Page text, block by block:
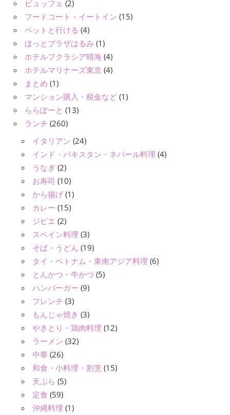
ビュッフェ (2)
フードコート・イートイン (15)
ペットと行ける (4)
ほっとプラザはるみ (1)
ホテルフクラシア晴海 (4)
ホテルマリナーズ東京 (4)
まとめ (1)
マンション購入・税金など (1)
ららぽーと (13)
ランチ (260)
イタリアン (24)
インド・パキスタン・ネパール料理 (4)
うなぎ (2)
お寿司 (10)
から揚げ (1)
カレー (15)
ジビエ (2)
スペイン料理 (3)
そば・うどん (19)
タイ・ベトナム・東南アジア料理 (6)
とんかつ・牛かつ (5)
ハンバーガー (9)
フレンチ (3)
もんじゃ焼き (3)
やきとり・鶏肉料理 (12)
ラーメン (32)
中華 (26)
和食・小料理・割烹 (15)
天ぷら (5)
定食 (59)
沖縄料理 (1)